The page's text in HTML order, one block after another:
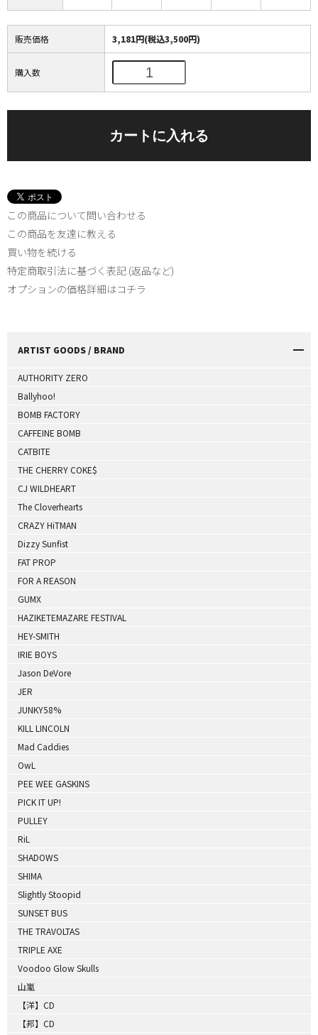
販売価格 3,181円(税込3,500円)
購入数
この商品について問い合わせる
この商品を友達に教える
買い物を続ける
特定商取引法に基づく表記 (返品など)
オプションの価格詳細はコチラ
ARTIST GOODS / BRAND
AUTHORITY ZERO
Ballyhoo!
BOMB FACTORY
CAFFEINE BOMB
CATBITE
THE CHERRY COKE$
CJ WILDHEART
The Cloverhearts
CRAZY HiTMAN
Dizzy Sunfist
FAT PROP
FOR A REASON
GUMX
HAZIKETEMAZARE FESTIVAL
HEY-SMITH
IRIE BOYS
Jason DeVore
JER
JUNKY58%
KILL LINCOLN
Mad Caddies
OwL
PEE WEE GASKINS
PICK IT UP!
PULLEY
RiL
SHADOWS
SHIMA
Slightly Stoopid
SUNSET BUS
THE TRAVOLTAS
TRIPLE AXE
Voodoo Glow Skulls
山嵐
【洋】CD
【邦】CD